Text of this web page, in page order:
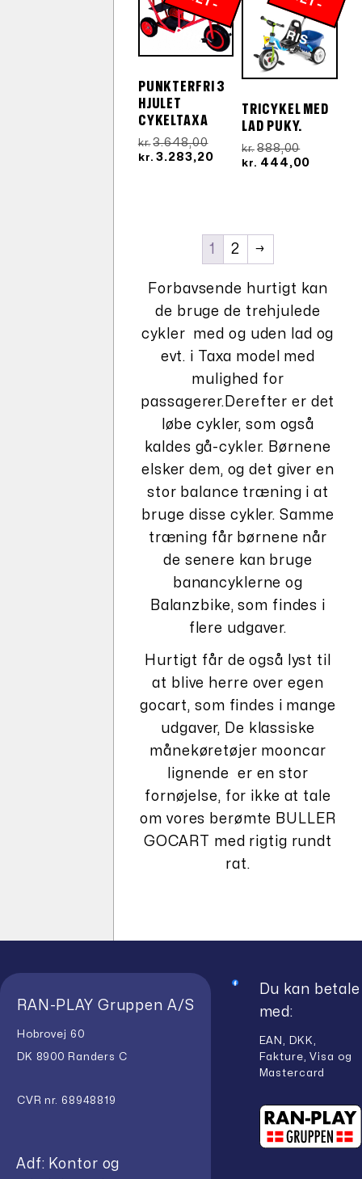
P
IS
PUNKTERFRI 3
HJULET
CYKELTAXA
kr. 3.648,00Den
oprindelige
kr. 3.283,20Den
P
IS
TRICYKEL MED
LAD PUKY.
kr. 888,00Den
kr. 444,00
1 2 →
Forbavsende hurtigt kan
de bruge de trehjulede
cykler med og uden lad og
evt. i Taxa model med
mulighed for
passagerer.Derefter er det
løbe cykler, som også
kaldes gå-cykler. Børnene
elsker dem, og det giver en
stor balance træning i at
bruge disse cykler. Samme
træning får børnene når
de senere kan bruge
banancyklerne og
Balanzbike, som findes i
flere udgaver.
Hurtigt får de også lyst til
at blive herre over egen
gocart, som findes i mange
udgaver, De klassiske
månekøretøjer mooncar
lignende er en stor
fornøjelse, for ikke at tale
om vores berømte BULLER
GOCART med rigtig rundt
rat.
RAN-PLAY Gruppen A/S
Hobrovej 60
DK 8900 Randers C
CVR nr. 68948819
Adf: Kontor og
Du kan betale
med:
EAN, DKK,
Fakture, Visa og
Mastercard